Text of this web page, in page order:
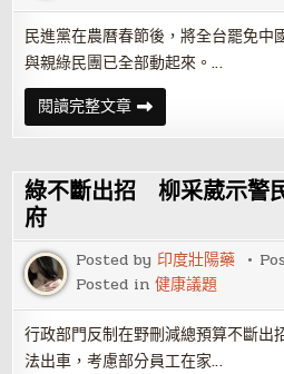
如
喊
話
要
平
民進黨在農曆春節後，將全台罷免中
與親綠民團已全部動起來。…
閱讀完整文章綠
啟
動
罷
免
朱
不
畏
戰
也
不
怕
戰
綠不斷出招 柳采葳示警
府
Posted by 印度壯陽藥
Posted in健康議題
行政部門反制在野刪減總預算不斷出
法出車，考慮部分員工在家…